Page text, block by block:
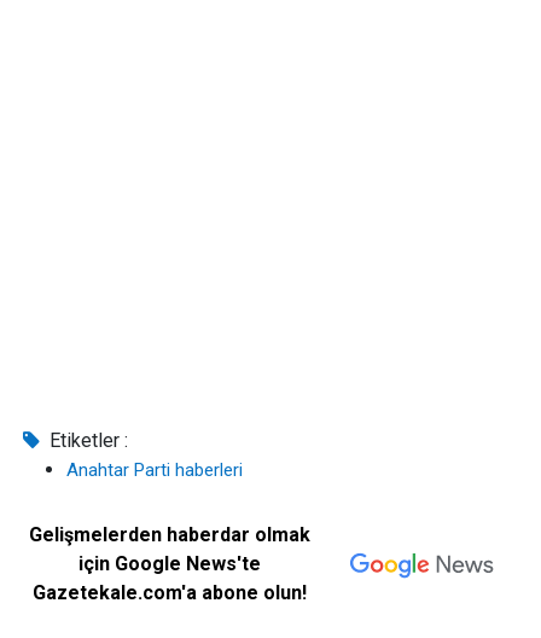
Etiketler :
Anahtar Parti haberleri
Gelişmelerden haberdar olmak
için Google News'te
Gazetekale.com'a abone olun!